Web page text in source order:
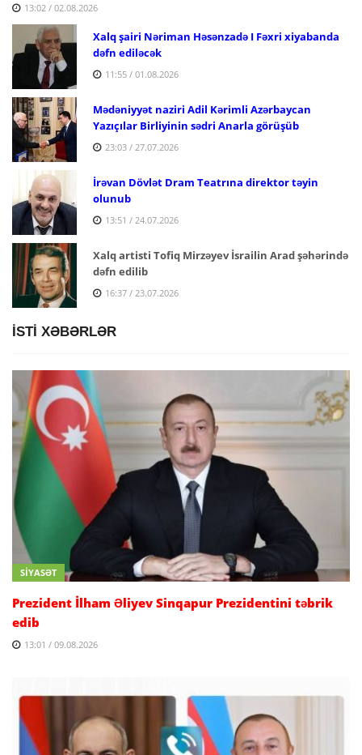
13:02 / 02.08.2026
Xalq şairi Nəriman Həsənzadə I Fəxri xiyabanda
dəfn ediləcək
11:55 / 01.08.2026
Mədəniyyət naziri Adil Kərimli Azərbaycan
Yazıçılar Birliyinin sədri Anarla görüşüb
23:03 / 27.07.2026
İrəvan Dövlət Dram Teatrına direktor təyin
olunub
13:51 / 24.07.2026
Xalq artisti Tofiq Mirzəyev İsrailin Arad şəhərində
dəfn edilib
16:37 / 23.07.2026
İSTİ XƏBƏRLƏR
SİYASƏT
Prezident İlham Əliyev Sinqapur Prezidentini təbrik
edib
13:01 / 09.08.2026